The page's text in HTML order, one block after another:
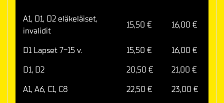
A1, D1, D2 eläkeläiset,
invalidit
15,50 € 16,00 €
D1 Lapset 7-15 v. 15,50 €
16,00 €
D1, D2
20,50 €
21,00 €
A1, A6, C1, C8
22,50 €
23,00 €